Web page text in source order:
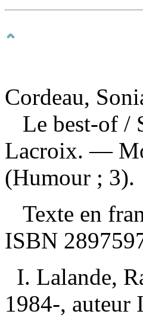
Cordeau,
Le best-of /
Lacroix. —
(Humour ; 3).
Texte en
ISBN
I. Lalande,
1984-, auteur